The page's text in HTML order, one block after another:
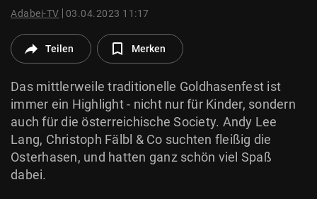
© Krone Multimedia GmbH & Co KG 2026
Adabei-TV 03.04.2023 11:17
Teilen Merken
Das mittlerweile traditionelle Goldhasenfest ist
immer ein Highlight - nicht nur für Kinder, sondern
auch für die österreichische Society. Andy Lee
Lang, Christoph Fälbl & Co suchten fleißig die
Osterhasen, und hatten ganz schön viel Spaß
dabei.